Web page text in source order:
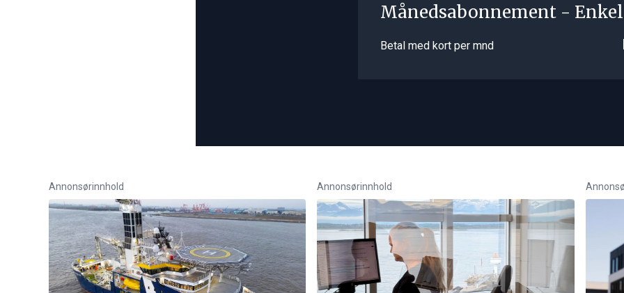
Månedsabonnement -
Betal med kort per mnd
Annonsørinnhold Annonsørinnhold